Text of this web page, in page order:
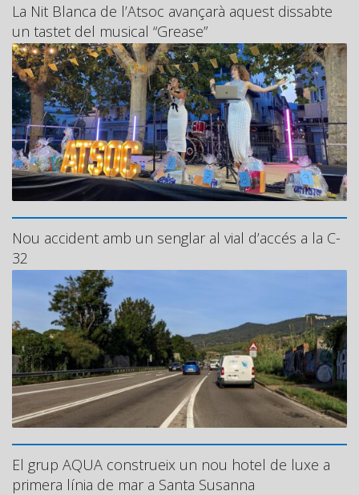
La Nit Blanca de l’Atsoc avançarà aquest dissabte
un tastet del musical “Grease”
Nou accident amb un senglar al vial d’accés a la C-
32
El grup AQUA construeix un nou hotel de luxe a
primera línia de mar a Santa Susanna